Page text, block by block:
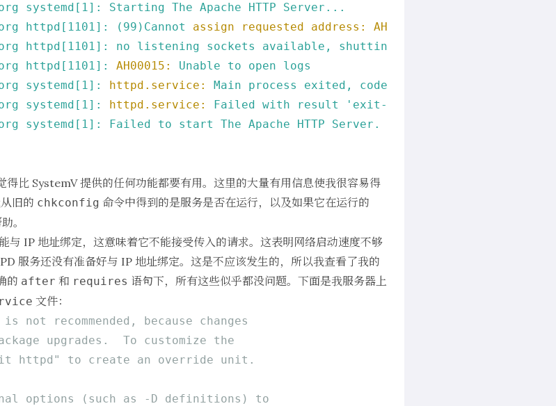
systemd[1]: Starting The Apache HTTP
Server...
httpd[1101]: (99)Cannot assign requested address: AH00072: make_sock:
httpd[1101]: no listening sockets available, shutting
httpd[1101]: AH00015: Unable to open
logs
systemd[1]: httpd.service: Main process exited, code=exited,
systemd[1]: httpd.service: Failed with result 'exit-code'
systemd[1]: Failed to start The Apache HTTP
Server.
比 SystemV 提供的任何功能都要有用。这里的大量有用信息使我很容易得
旧的 chkconfig 命令中得到的是服务是否在运行，以及如果它在运行的
。
与 IP 地址绑定，这意味着它不能接受传入的请求。这表明网络启动速度不够
服务还没有准备好与 IP 地址绑定。这是不应该发生的，所以我查看了我的
的 after 和 requires 语句下，所有这些似乎都没问题。下面是我服务器上
文件：
recommended, because changes
upgrades.  To customize the
httpd" to create an override unit.
options (such as -D definitions) to